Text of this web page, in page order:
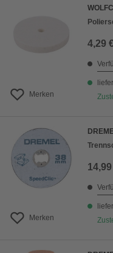
Merken
4,29
Merken